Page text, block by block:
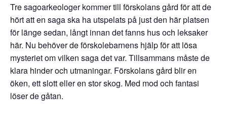
Tre sagoarkeologer kommer till förskolans gård för att de
hört att en saga ska ha utspelats på just den här platsen
för länge sedan, långt innan det fanns hus och leksaker
här. Nu behöver de förskolebarnens hjälp för att lösa
mysteriet om vilken saga det var. Tillsammans måste de
klara hinder och utmaningar. Förskolans gård blir en
öken, ett slott eller en stor skog. Med mod och fantasi
löser de gåtan.